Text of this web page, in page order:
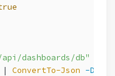
dashboards/db"
| ConvertTo-Json -Depth